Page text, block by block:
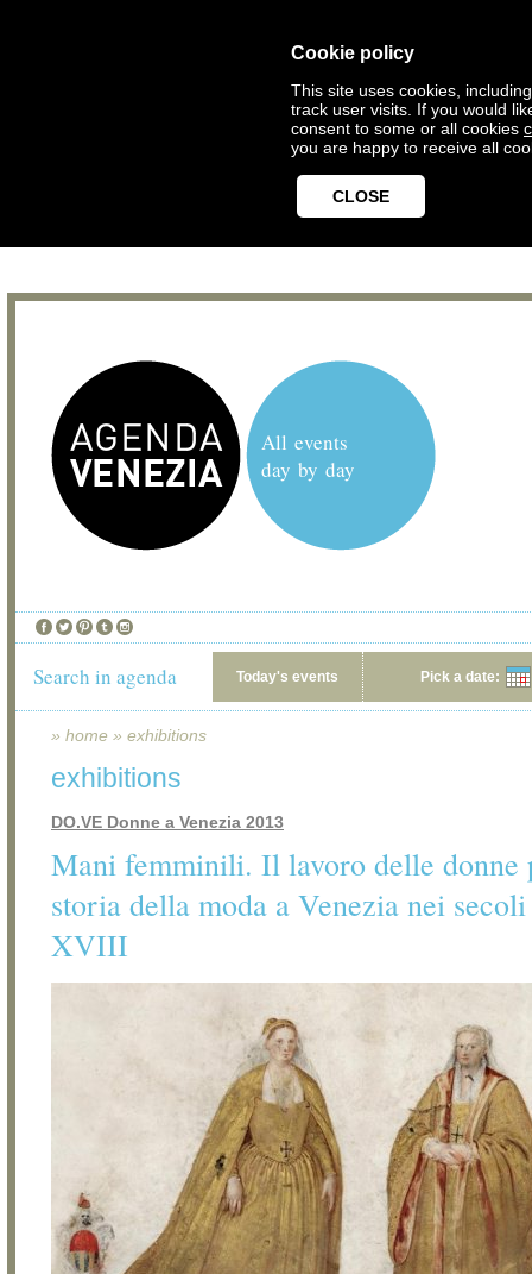
Cookie policy
This site uses cookies,
track user visits. If you would
consent to some or all cookies
you are happy to receive all
CLOSE
All events
day by day
Search in agenda Today's events Pick a date:
» home » exhibitions
exhibitions
DO.VE Donne a Venezia 2013
Mani femminili. Il lavoro delle donne
storia della moda a Venezia nei
XVIII